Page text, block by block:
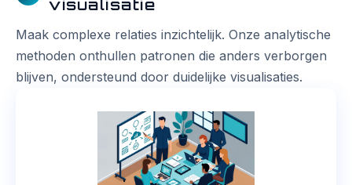
visualisatie
Maak complexe relaties inzichtelijk. Onze analytische
methoden onthullen patronen die anders verborgen
blijven, ondersteund door duidelijke visualisaties.